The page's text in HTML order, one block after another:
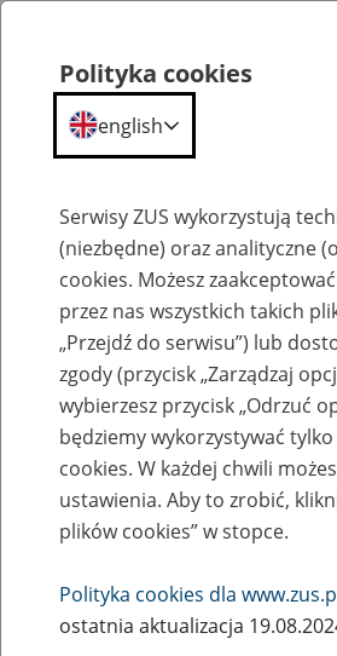
podana
Błąd
Przejdź do strony głównej
Polityka cookies
english
Serwisy ZUS wykorzystują
(niezbędne) oraz analityczne
cookies. Możesz
przez nas wszystkich takich
„Przejdź do serwisu”) lub
zgody (przycisk „Zarządzaj
wybierzesz przycisk „Odrzuć
będziemy wykorzystywać
cookies. W każdej chwili
ustawienia. Aby to zrobić,
plików cookies” w stopce.
Polityka cookies dla
ostatnia aktualizacja